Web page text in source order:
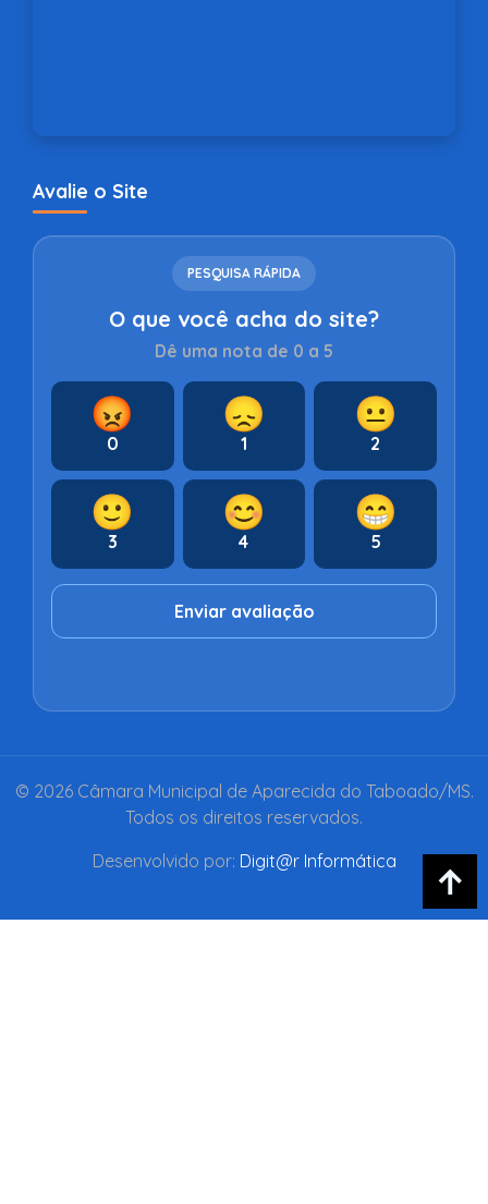
Avalie o Site
PESQUISA RÁPIDA
O que você acha do site?
Dê uma nota de 0 a 5
😡
0
😞
1
😐
2
🙂
3
😊
4
😁
5
Enviar avaliação
© 2026 Câmara Municipal de Aparecida do Taboado/MS.
Todos os direitos reservados.
Desenvolvido por: Digit@r Informática